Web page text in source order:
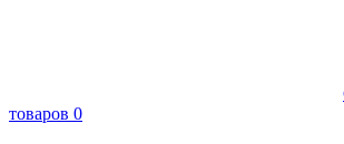
товаров 0